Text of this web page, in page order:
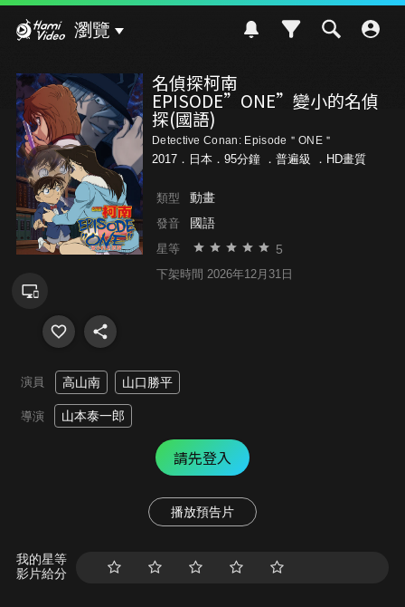
瀏覽
名偵探柯南
EPISODE”ONE”變小的名偵
探(國語)
Detective Conan: Episode＂ONE＂
2017．日本．95分鐘 ． 普遍級 ．HD畫質
類型 動畫
發音 國語
星等 5
下架時間 2026年12月31日
演員 高山南 山口勝平
導演 山本泰一郎
請先登入
播放預告片
我的星等
影片給分